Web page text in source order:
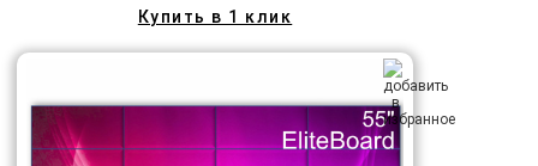
Купить в 1 клик